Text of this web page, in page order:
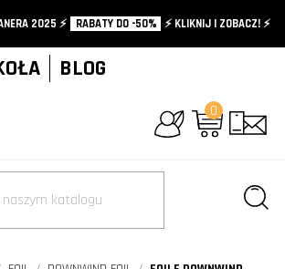
2025 ⚡️ RABATY DO -50% ⚡️ KLIKNIJ I ZOBACZ! ⚡️
BLOG
0
+